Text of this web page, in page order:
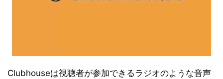
Clubhouseは視聴者が参加できるラジオのような音声